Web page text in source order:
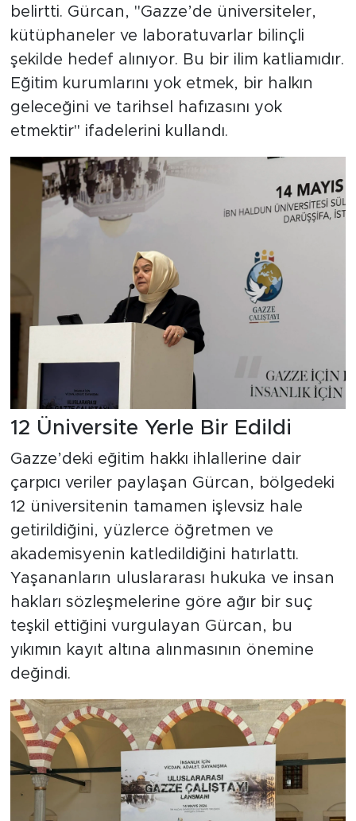
belirtti. Gürcan, "Gazze’de üniversiteler,
kütüphaneler ve laboratuvarlar bilinçli
şekilde hedef alınıyor. Bu bir ilim katliamıdır.
Eğitim kurumlarını yok etmek, bir halkın
geleceğini ve tarihsel hafızasını yok
etmektir" ifadelerini kullandı.
12 Üniversite Yerle Bir Edildi
Gazze’deki eğitim hakkı ihlallerine dair
çarpıcı veriler paylaşan Gürcan, bölgedeki
12 üniversitenin tamamen işlevsiz hale
getirildiğini, yüzlerce öğretmen ve
akademisyenin katledildiğini hatırlattı.
Yaşananların uluslararası hukuka ve insan
hakları sözleşmelerine göre ağır bir suç
teşkil ettiğini vurgulayan Gürcan, bu
yıkımın kayıt altına alınmasının önemine
değindi.